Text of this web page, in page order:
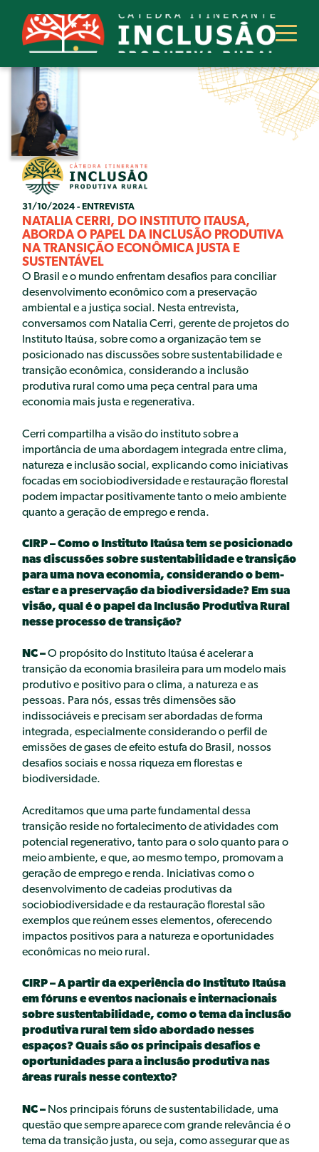
SOBRE
A CÁTEDRA
ATUAÇÃO
EQUIPE
PARCEIROS
PROJETOS
ITINERÂNCIAS CONCLUÍDAS
PRÊMIO IGNACY SACHS
O QUE É
QUEM FOI
I PRÊMIO IGNACY SACHS
II PRÊMIO IGNACY SACHS
III PRÊMIO IGNACY SACHS
PUBLICAÇÕES
ARTIGO
CAPÍTULO DE LIVRO
NEWSLETTER
NOTÍCIAS
31/10/2024 - ENTREVISTA
NATALIA CERRI, DO INSTITUTO ITAÚSA,
ABORDA O PAPEL DA INCLUSÃO PRODUTIVA
NA TRANSIÇÃO ECONÔMICA JUSTA E
SUSTENTÁVEL
O Brasil e o mundo enfrentam desafios para conciliar
desenvolvimento econômico com a preservação
ambiental e a justiça social. Nesta entrevista,
conversamos com Natalia Cerri, gerente de projetos do
Instituto Itaúsa, sobre como a organização tem se
posicionado nas discussões sobre sustentabilidade e
transição econômica, considerando a inclusão
produtiva rural como uma peça central para uma
economia mais justa e regenerativa.
Cerri compartilha a visão do instituto sobre a
importância de uma abordagem integrada entre clima,
natureza e inclusão social, explicando como iniciativas
focadas em sociobiodiversidade e restauração florestal
podem impactar positivamente tanto o meio ambiente
quanto a geração de emprego e renda.
CIRP – Como o Instituto Itaúsa tem se posicionado
nas discussões sobre sustentabilidade e transição
para uma nova economia, considerando o bem-
estar e a preservação da biodiversidade? Em sua
visão, qual é o papel da Inclusão Produtiva Rural
nesse processo de transição?
NC –O propósito do Instituto Itaúsa é acelerar a
transição da economia brasileira para um modelo mais
produtivo e positivo para o clima, a natureza e as
pessoas. Para nós, essas três dimensões são
indissociáveis e precisam ser abordadas de forma
integrada, especialmente considerando o perfil de
emissões de gases de efeito estufa do Brasil, nossos
desafios sociais e nossa riqueza em florestas e
biodiversidade.
Acreditamos que uma parte fundamental dessa
transição reside no fortalecimento de atividades com
potencial regenerativo, tanto para o solo quanto para o
meio ambiente, e que, ao mesmo tempo, promovam a
geração de emprego e renda. Iniciativas como o
desenvolvimento de cadeias produtivas da
sociobiodiversidade e da restauração florestal são
exemplos que reúnem esses elementos, oferecendo
impactos positivos para a natureza e oportunidades
econômicas no meio rural.
CIRP – A partir da experiência do Instituto Itaúsa
em fóruns e eventos nacionais e internacionais
sobre sustentabilidade, como o tema da inclusão
produtiva rural tem sido abordado nesses
espaços? Quais são os principais desafios e
oportunidades para a inclusão produtiva nas
áreas rurais nesse contexto?
NC – Nos principais fóruns de sustentabilidade, uma
questão que sempre aparece com grande relevância é o
tema da transição justa, ou seja, como assegurar que as